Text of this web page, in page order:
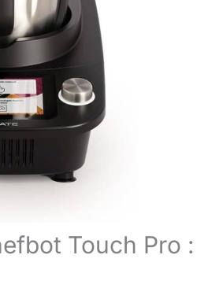
Touch Pro :